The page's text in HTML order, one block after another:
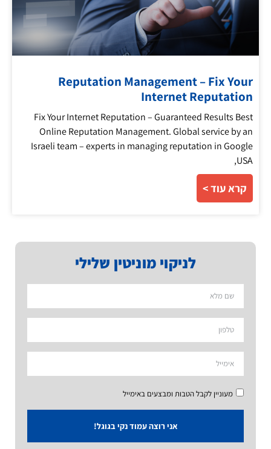
לניקוי מוניטין שלילי
מעוניין לקבל הטבות ומבצעים באימייל
אני רוצה עמוד נקי בגוגל!
Reputation Management – Fix Your
Internet Reputation
Fix Your Internet Reputation – Guaranteed Results Best
Online Reputation Management. Global service by an
Israeli team – experts in managing reputation in Google
USA,
קרא עוד >